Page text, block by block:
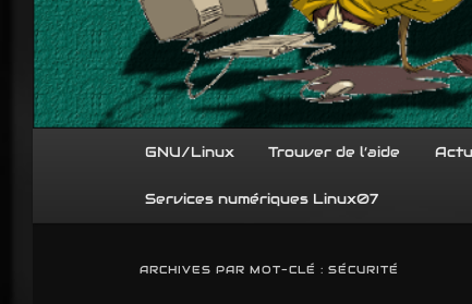
GNU/Linux Trouver de l’aide
Services numériques Linux07
ARCHIVES PAR MOT-CLÉ : SÉCURITÉ